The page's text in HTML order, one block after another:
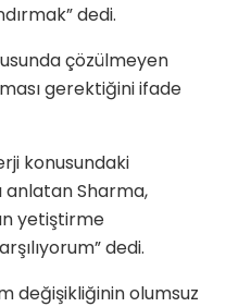
dedi.
çözülmeyen
gerektiğini ifade
konusundaki
anlatan Sharma,
yetiştirme
dedi.
değişikliğinin olumsuz